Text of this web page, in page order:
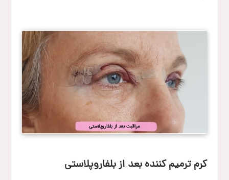
کرم ترمیم کننده بعد از بلفاروپلاستی